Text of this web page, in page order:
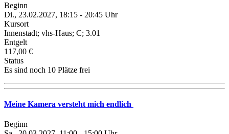
Beginn
Di., 23.02.2027, 18:15 - 20:45 Uhr
Kursort
Innenstadt; vhs-Haus; C; 3.01
Entgelt
117,00 €
Status
Es sind noch 10 Plätze frei
Meine Kamera versteht mich endlich
Beginn